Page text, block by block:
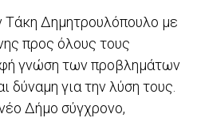
Τάκη Δημητρουλόπουλο με
προς όλους τους
γνώση των προβλημάτων
δύναμη για την λύση τους.
Δήμο σύγχρονο,